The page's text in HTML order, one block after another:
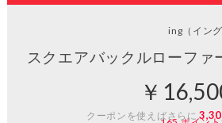
ing （イング
スクエアバックルローファ
￥
クーポンを使えばさらに